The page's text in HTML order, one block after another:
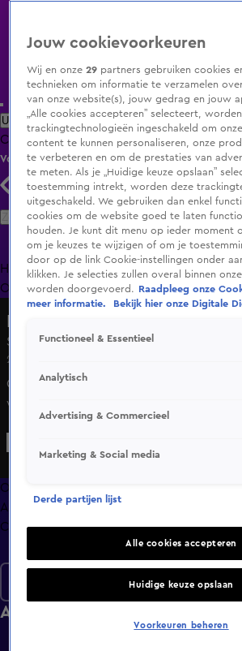
Uitzending Gemist Populaire programma's Zenders
ClipsFilmsRadioSmart TV inlogShop
Volg KIJK
Zoeken
HomeUitzending Gemist Programma's
OranjezomerLivestreamsShop
Seizoen 5, aflevering 1
27 jan 2024, 21:31
Ook in het nieuwe seizoen van De
weer om alledaagse spelletjes. Zo
in de eerste aflevering zo snel
een onderbroek in een wasmand
Ogenschijnlijk simpel, maar onder de
laatste te eindigen, zorgen deze
stress. Want niemand van de honderd
de eerste aflevering naar huis.
Overzicht
Afleveringen
Clips
Afleveringen
Jouw cookievoorkeuren
Wij en onze29 partners gebruiken cookies
technieken om informatie te verzamelen
van onze website(s), jouw gedrag en jouw
„Alle cookies accepteren” selecteert, worden
trackingtechnologieën ingeschakeld om
content te kunnen personaliseren, onze
te verbeteren en om de prestaties van
te meten. Als je „Huidige keuze opslaan”
toestemming intrekt, worden deze
uitgeschakeld. We gebruiken dan enkel
cookies om de website goed te laten
houden. Je kunt dit menu op ieder moment
om je keuzes te wijzigen of om je
door op de link Cookie-instellingen onder
klikken. Je selecties zullen overal binnen
worden doorgevoerd.
Raadpleeg onze
meer informatie.
Bekijk hier onze Digitale
Functioneel & Essentieel
Analytisch
Advertising & Commercieel
Marketing & Social media
Derde partijen lijst
Alle cookies accepteren
Huidige keuze opslaan
Voorkeuren beheren